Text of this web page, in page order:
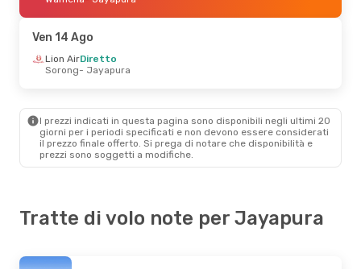
Jayapura- Giacarta
Ven 14 Ago
Lion AirDiretto
Sorong- Jayapura
I prezzi indicati in questa pagina sono disponibili negli ultimi 20
giorni per i periodi specificati e non devono essere considerati
il ​​prezzo finale offerto. Si prega di notare che disponibilità e
prezzi sono soggetti a modifiche.
Tratte di volo note per Jayapura